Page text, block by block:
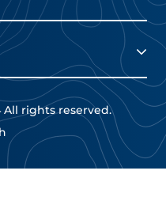
All rights reserved.